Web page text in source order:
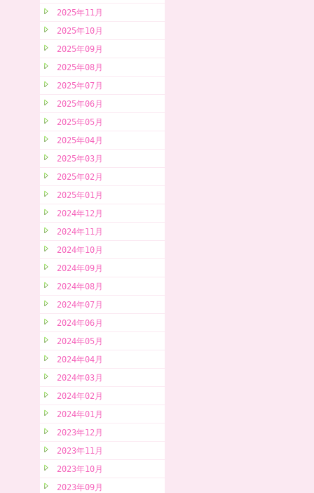
2025年11月
2025年10月
2025年09月
2025年08月
2025年07月
2025年06月
2025年05月
2025年04月
2025年03月
2025年02月
2025年01月
2024年12月
2024年11月
2024年10月
2024年09月
2024年08月
2024年07月
2024年06月
2024年05月
2024年04月
2024年03月
2024年02月
2024年01月
2023年12月
2023年11月
2023年10月
2023年09月